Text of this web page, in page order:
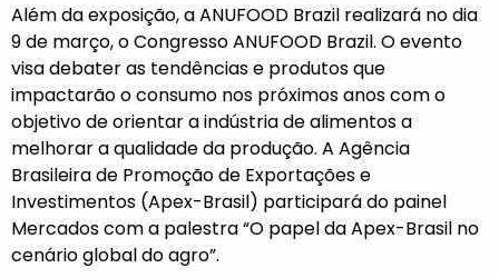
Além da exposição, a ANUFOOD Brazil realizará no dia
9 de março, o Congresso ANUFOOD Brazil. O evento
visa debater as tendências e produtos que
impactarão o consumo nos próximos anos com o
objetivo de orientar a indústria de alimentos a
melhorar a qualidade da produção. A Agência
Brasileira de Promoção de Exportações e
Investimentos (Apex-Brasil) participará do painel
Mercados com a palestra “O papel da Apex-Brasil no
cenário global do agro”.